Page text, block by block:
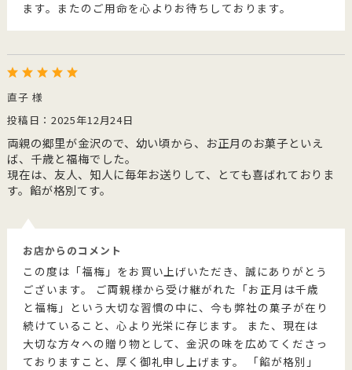
ます。またのご用命を心よりお待ちしております。
直子 様
投稿日：2025年12月24日
両親の郷里が金沢ので、幼い頃から、お正月のお菓子といえ
ば、千歳と福梅でした。
現在は、友人、知人に毎年お送りして、とても喜ばれておりま
す。餡が格別てす。
お店からのコメント
この度は「福梅」をお買い上げいただき、誠にありがとう
ございます。 ご両親様から受け継がれた「お正月は千歳
と福梅」という大切な習慣の中に、今も弊社の菓子が在り
続けていること、心より光栄に存じます。 また、現在は
大切な方々への贈り物として、金沢の味を広めてくださっ
ておりますこと、厚く御礼申し上げます。 「餡が格別」